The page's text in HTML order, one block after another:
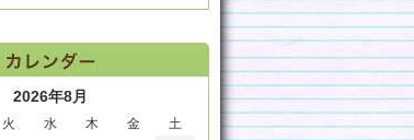
2026年8月
火 水 木 金
土